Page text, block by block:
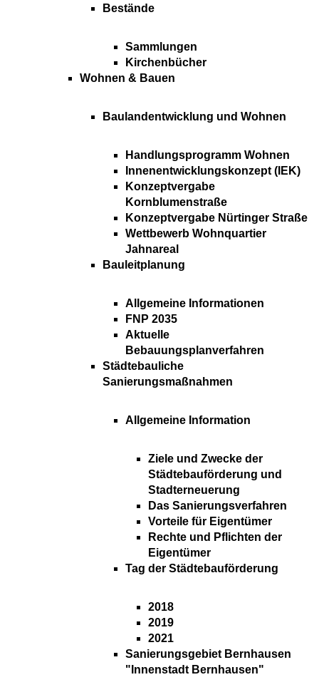
Bestände
Sammlungen
Kirchenbücher
Wohnen & Bauen
Baulandentwicklung und Wohnen
Handlungsprogramm Wohnen
Innenentwicklungskonzept (IEK)
Konzeptvergabe
Kornblumenstraße
Konzeptvergabe Nürtinger Straße
Wettbewerb Wohnquartier
Jahnareal
Bauleitplanung
Allgemeine Informationen
FNP 2035
Aktuelle
Bebauungsplanverfahren
Städtebauliche
Sanierungsmaßnahmen
Allgemeine Information
Ziele und Zwecke der
Städtebauförderung und
Stadterneuerung
Das Sanierungsverfahren
Vorteile für Eigentümer
Rechte und Pflichten der
Eigentümer
Tag der Städtebauförderung
2018
2019
2021
Sanierungsgebiet Bernhausen
"Innenstadt Bernhausen"